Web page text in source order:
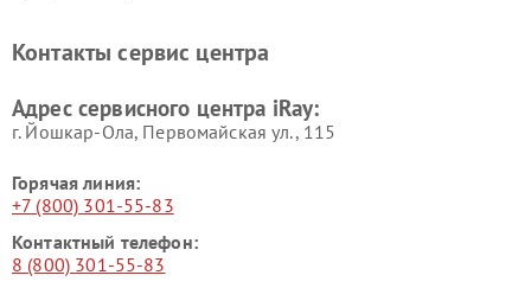
Контакты сервис центра
Адрес сервисного центра iRay:
г. Йошкар-Ола, Первомайская ул., 115
Горячая линия:
+7 (800) 301-55-83
Контактный телефон:
8 (800) 301-55-83